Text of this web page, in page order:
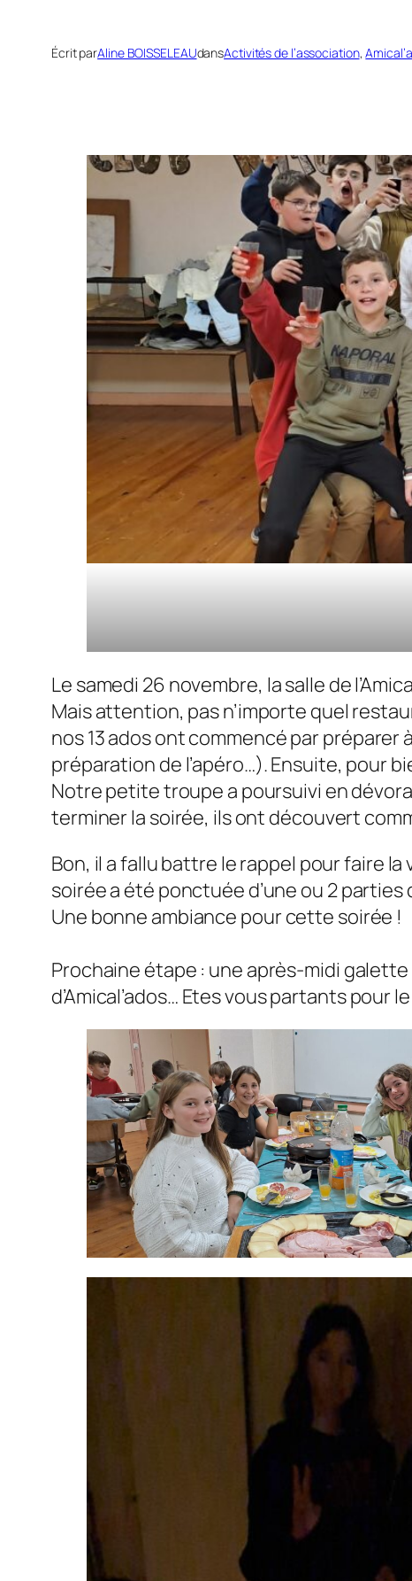
Écrit parAline BOISSELEAUdansActivités de l’association,
Le samedi 26 novembre, la salle de
Mais attention, pas n’importe quel
nos 13 ados ont commencé par
préparation de l’apéro…). Ensuite, pour
Notre petite troupe a poursuivi en
terminer la soirée, ils ont découvert
Bon, il a fallu battre le rappel pour faire
soirée a été ponctuée d’une ou 2 parties
Une bonne ambiance pour cette soirée !
Prochaine étape : une après-midi
d’Amical’ados… Etes vous partants pour